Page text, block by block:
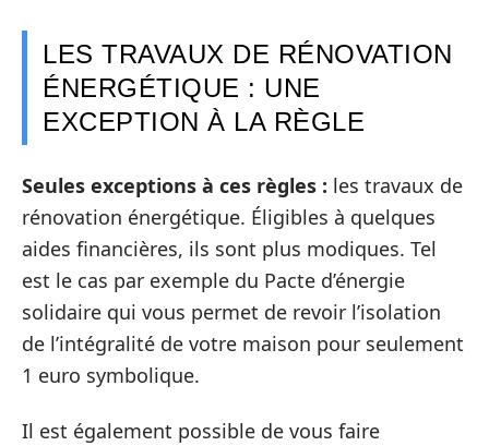
LES TRAVAUX DE RÉNOVATION
ÉNERGÉTIQUE : UNE
EXCEPTION À LA RÈGLE
Seules exceptions à ces règles : les travaux de
rénovation énergétique. Éligibles à quelques
aides financières, ils sont plus modiques. Tel
est le cas par exemple du Pacte d’énergie
solidaire qui vous permet de revoir l’isolation
de l’intégralité de votre maison pour seulement
1 euro symbolique.
Il est également possible de vous faire